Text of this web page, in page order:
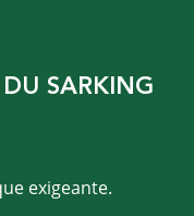
SARKING
exigeante.